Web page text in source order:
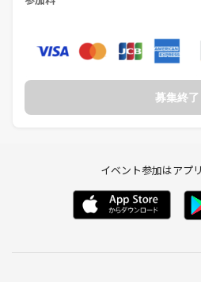
募集終了
イベント参加はアプ